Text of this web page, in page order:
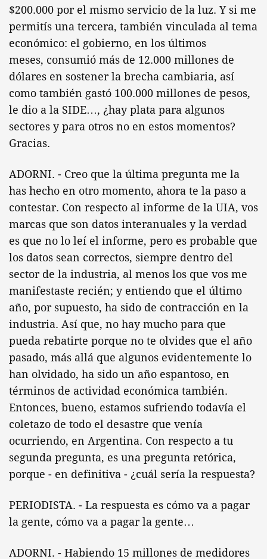
$200.000 por el mismo servicio de la luz. Y si me
permitís una tercera, también vinculada al tema
económico: el gobierno, en los últimos
meses, consumió más de 12.000 millones de
dólares en sostener la brecha cambiaria, así
como también gastó 100.000 millones de pesos,
le dio a la SIDE…, ¿hay plata para algunos
sectores y para otros no en estos momentos?
Gracias.
ADORNI. - Creo que la última pregunta me la
has hecho en otro momento, ahora te la paso a
contestar. Con respecto al informe de la UIA, vos
marcas que son datos interanuales y la verdad
es que no lo leí el informe, pero es probable que
los datos sean correctos, siempre dentro del
sector de la industria, al menos los que vos me
manifestaste recién; y entiendo que el último
año, por supuesto, ha sido de contracción en la
industria. Así que, no hay mucho para que
pueda rebatirte porque no te olvides que el año
pasado, más allá que algunos evidentemente lo
han olvidado, ha sido un año espantoso, en
términos de actividad económica también.
Entonces, bueno, estamos sufriendo todavía el
coletazo de todo el desastre que venía
ocurriendo, en Argentina. Con respecto a tu
segunda pregunta, es una pregunta retórica,
porque - en definitiva - ¿cuál sería la respuesta?
PERIODISTA. - La respuesta es cómo va a pagar
la gente, cómo va a pagar la gente…
ADORNI. - Habiendo 15 millones de medidores